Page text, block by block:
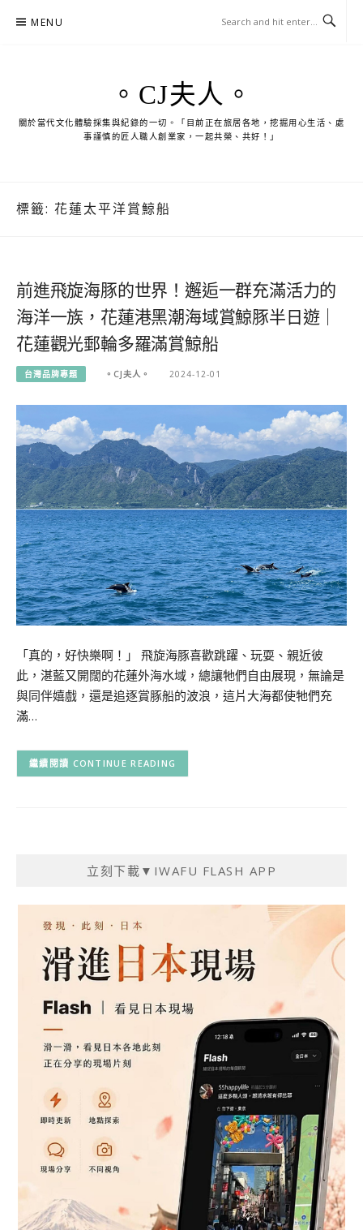
MENU
。CJ夫人。
關於當代文化體驗採集與紀錄的一切。「目前正在旅居各地，挖掘用心生活、處
事謹慎的匠人職人創業家，一起共榮、共好！」
標籤: 花蓮太平洋賞鯨船
前進飛旋海豚的世界！邂逅一群充滿活力的
海洋一族，花蓮港黑潮海域賞鯨豚半日遊｜
花蓮觀光郵輪多羅滿賞鯨船
台灣品牌專題 。CJ夫人。 2024-12-01
「真的，好快樂啊！」 飛旋海豚喜歡跳躍、玩耍、親近彼
此，湛藍又開闊的花蓮外海水域，總讓牠們自由展現，無論是
與同伴嬉戲，還是追逐賞豚船的波浪，這片大海都使牠們充
滿…
CONTINUE READING
立刻下載▼IWAFU FLASH APP